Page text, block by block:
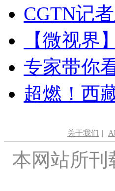
CGTN记
【微视界
专家带你
超燃！西
关于我们 |
本网站所刊